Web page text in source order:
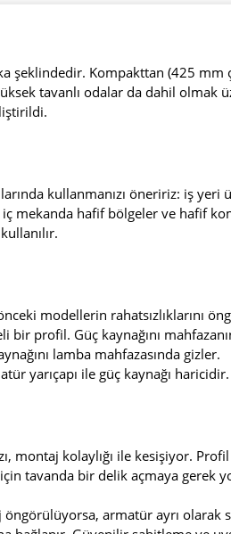
şeklindedir. Kompakttan (425
tavanlı odalar da dahil olmak
kullanmanızı öneririz: iş yeri
mekanda hafif bölgeler ve hafif
modellerin rahatsızlıklarını
bir profil. Güç kaynağını
lamba mahfazasında gizler.
yarıçapı ile güç kaynağı haricidir.
montaj kolaylığı ile kesişiyor.
tavanda bir delik açmaya gerek
armatür ayrı olarak